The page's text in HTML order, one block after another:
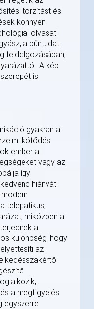
torzítást és
könnyen
olvasat
a bűntudat
feldolgozásában,
A kép
is
gyakran a
kötődés
ember a
vagy az
így
hiányát
telepatikus,
miközben a
a
különbség, hogy
az
a megfigyelés
egyszerre